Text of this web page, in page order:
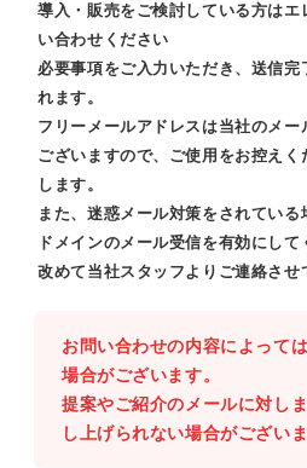
導入・販売をご検討している方はエ
い合わせください
必要事項をご入力いただき、送信完
れます。
フリーメールアドレスは当社のメ
ございますので、ご使用をお控え
します。
また、迷惑メール対策をされている
ドメインのメール受信を有効にして
改めて当社スタッフよりご連絡させ
お問い合わせの内容によって
場合がございます。
提案やご紹介のメールに対し
し上げられない場合がございま